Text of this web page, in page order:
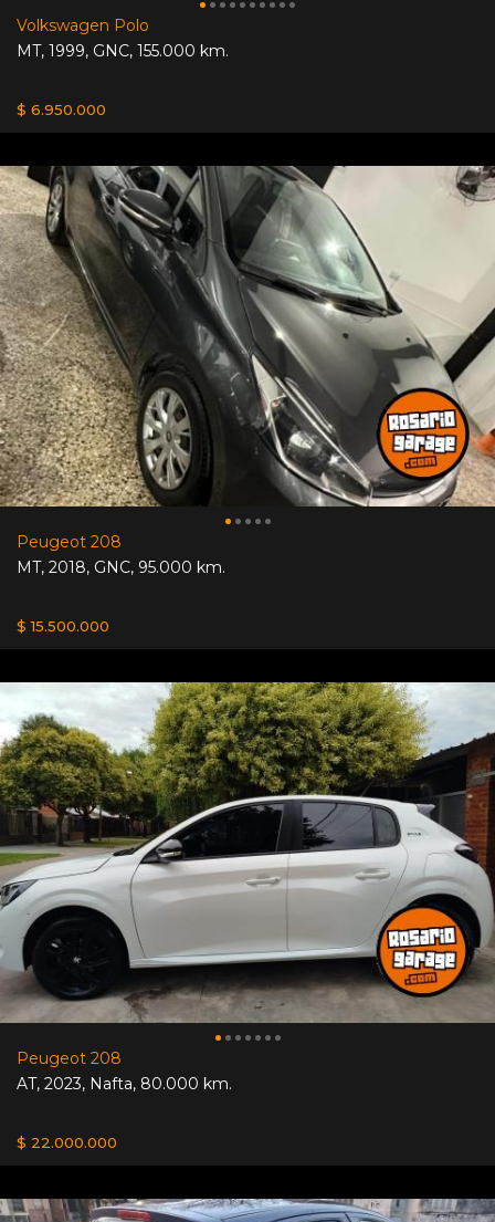
Volkswagen Polo
MT, 1999, GNC, 155.000 km.
$ 6.950.000
Peugeot 208
MT, 2018, GNC, 95.000 km.
$ 15.500.000
Peugeot 208
AT, 2023, Nafta, 80.000 km.
$ 22.000.000